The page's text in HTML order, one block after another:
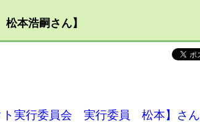
本浩嗣さん】
ト実行委員会 実行委員 松本】さん